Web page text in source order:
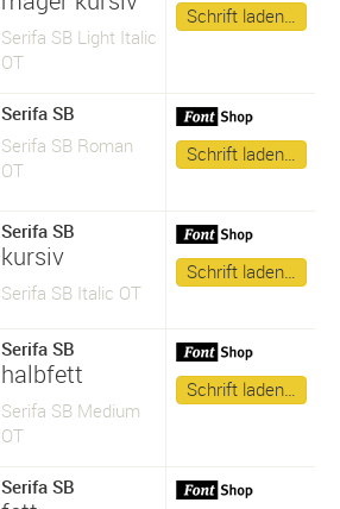
Serifa SB Light Italic
OT
Schrift laden…
Serifa SB
Serifa SB Roman
OT
Schrift laden…
Serifa SB
kursiv
Serifa SB Italic OT
Schrift laden…
Serifa SB
halbfett
Serifa SB Medium
OT
Schrift laden…
Serifa SB